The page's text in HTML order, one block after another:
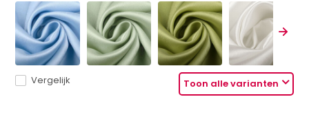
Toon alle varianten
Vergelijk